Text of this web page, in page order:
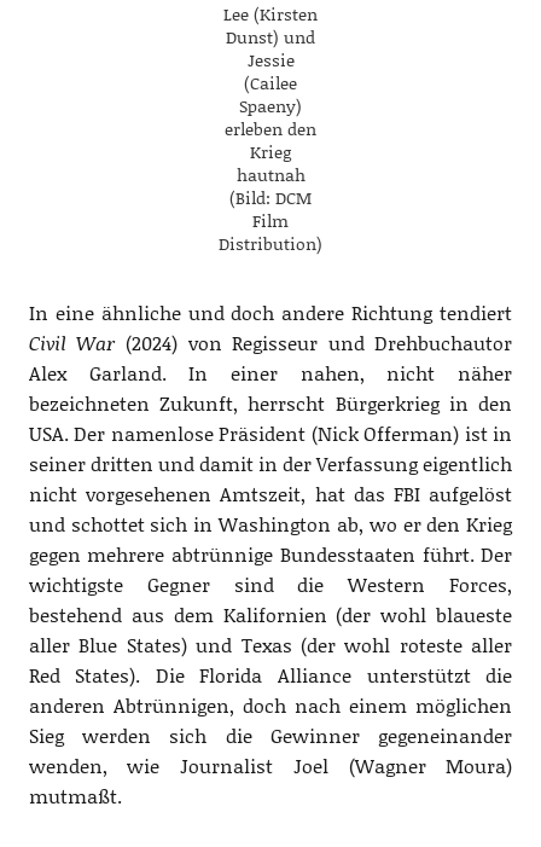
Lee (Kirsten
Dunst) und
Jessie
(Cailee
Spaeny)
erleben den
Krieg
hautnah
(Bild: DCM
Film
Distribution)
In eine ähnliche und doch andere Richtung tendiert
Civil War(2024) von Regisseur und Drehbuchautor
Alex Garland. In einer nahen, nicht näher
bezeichneten Zukunft, herrscht Bürgerkrieg in den
USA. Der namenlose Präsident (Nick Offerman) ist in
seiner dritten und damit in der Verfassung eigentlich
nicht vorgesehenen Amtszeit, hat das FBI aufgelöst
und schottet sich in Washington ab, wo er den Krieg
gegen mehrere abtrünnige Bundesstaaten führt. Der
wichtigste Gegner sind die Western Forces,
bestehend aus dem Kalifornien (der wohl blaueste
aller Blue States) und Texas (der wohl roteste aller
Red States). Die Florida Alliance unterstützt die
anderen Abtrünnigen, doch nach einem möglichen
Sieg werden sich die Gewinner gegeneinander
wenden, wie Journalist Joel (Wagner Moura)
mutmaßt.